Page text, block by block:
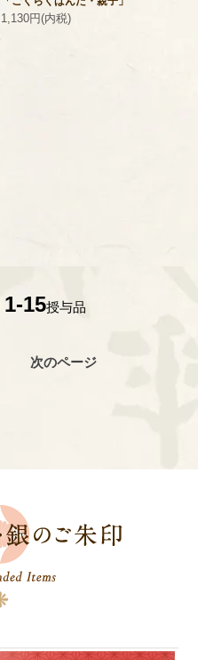
1,130円(内税)
1-15授与品
次のページ